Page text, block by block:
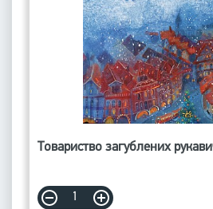
Товариство загублених